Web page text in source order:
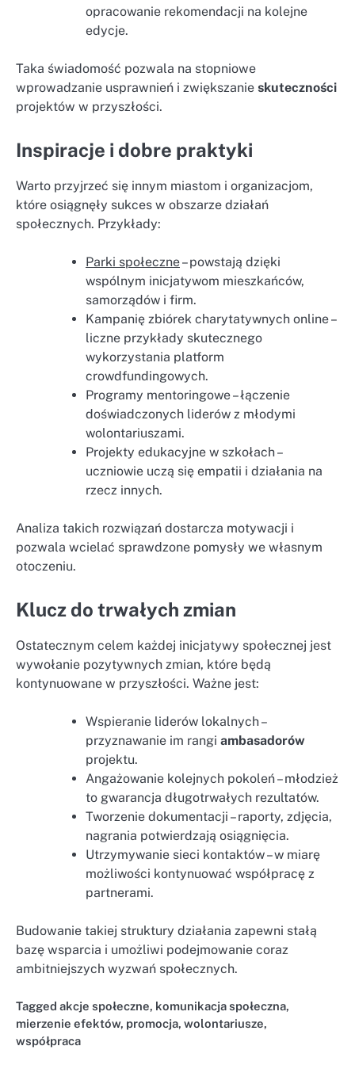
opracowanie rekomendacji na kolejne
edycje.
Taka świadomość pozwala na stopniowe
wprowadzanie usprawnień i zwiększanie skuteczności
projektów w przyszłości.
Inspiracje i dobre praktyki
Warto przyjrzeć się innym miastom i organizacjom,
które osiągnęły sukces w obszarze działań
społecznych. Przykłady:
Parki społeczne– powstają dzięki
wspólnym inicjatywom mieszkańców,
samorządów i firm.
Kampanię zbiórek charytatywnych online –
liczne przykłady skutecznego
wykorzystania platform
crowdfundingowych.
Programy mentoringowe – łączenie
doświadczonych liderów z młodymi
wolontariuszami.
Projekty edukacyjne w szkołach –
uczniowie uczą się empatii i działania na
rzecz innych.
Analiza takich rozwiązań dostarcza motywacji i
pozwala wcielać sprawdzone pomysły we własnym
otoczeniu.
Klucz do trwałych zmian
Ostatecznym celem każdej inicjatywy społecznej jest
wywołanie pozytywnych zmian, które będą
kontynuowane w przyszłości. Ważne jest:
Wspieranie liderów lokalnych –
przyznawanie im rangi ambasadorów
projektu.
Angażowanie kolejnych pokoleń – młodzież
to gwarancja długotrwałych rezultatów.
Tworzenie dokumentacji – raporty, zdjęcia,
nagrania potwierdzają osiągnięcia.
Utrzymywanie sieci kontaktów – w miarę
możliwości kontynuować współpracę z
partnerami.
Budowanie takiej struktury działania zapewni stałą
bazę wsparcia i umożliwi podejmowanie coraz
ambitniejszych wyzwań społecznych.
Tagged akcje społeczne, komunikacja społeczna,
mierzenie efektów, promocja, wolontariusze,
współpraca